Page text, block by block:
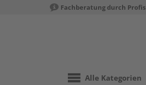
Fachberatung durch Profis
Alle Kategorien